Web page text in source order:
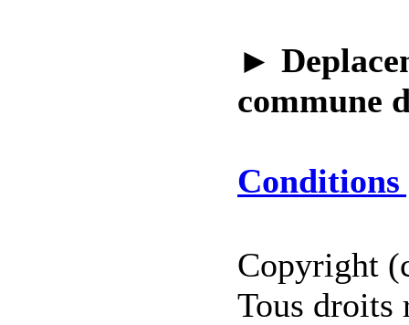
►
commune
Conditions
Copyright
Tous droits